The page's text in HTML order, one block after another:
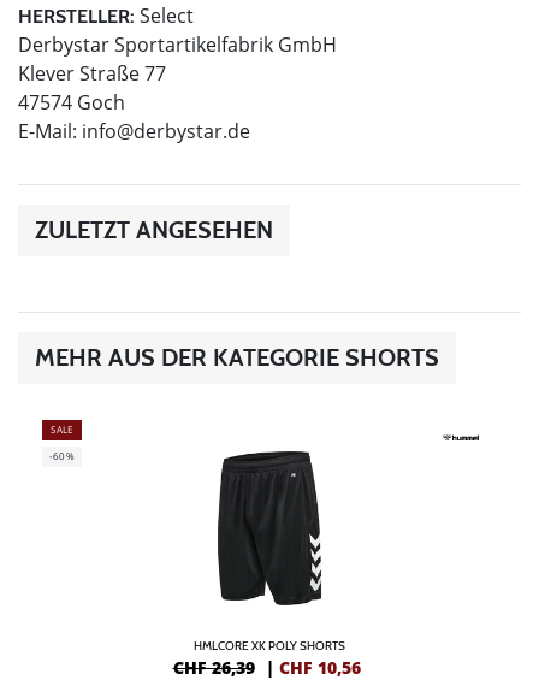
HERSTELLER: Select
Derbystar Sportartikelfabrik GmbH
Klever Straße 77
47574 Goch
E-Mail: info@derbystar.de
ZULETZT ANGESEHEN
MEHR AUS DER KATEGORIE SHORTS
SALE
-60%
HMLCORE XK POLY SHORTS
CHF 26,39 | CHF 10,56